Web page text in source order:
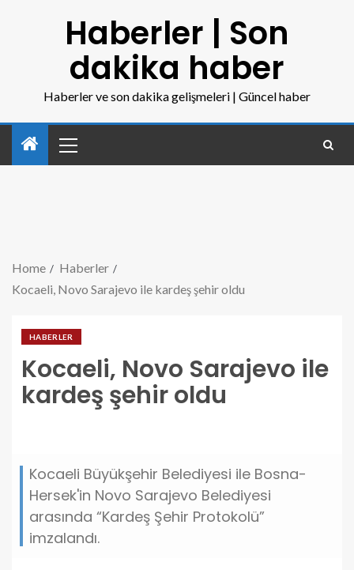
Haberler | Son
dakika haber
Haberler ve son dakika gelişmeleri | Güncel haber
Home
Haberler
Kocaeli, Novo Sarajevo ile kardeş şehir oldu
HABERLER
Kocaeli, Novo Sarajevo ile
kardeş şehir oldu
Kocaeli Büyükşehir Belediyesi ile Bosna-
Hersek'in Novo Sarajevo Belediyesi
arasında “Kardeş Şehir Protokolü”
imzalandı.